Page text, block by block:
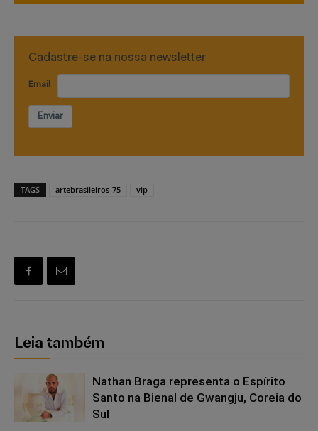
Cadastre-se na nossa newsletter
Email
Enviar
TAGS artebrasileiros-75 vip
Leia também
Nathan Braga representa o Espírito
Santo na Bienal de Gwangju, Coreia do
Sul